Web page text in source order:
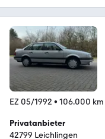
EZ 05/1992 • 106.000 km
Privatanbieter
42799 Leichlingen